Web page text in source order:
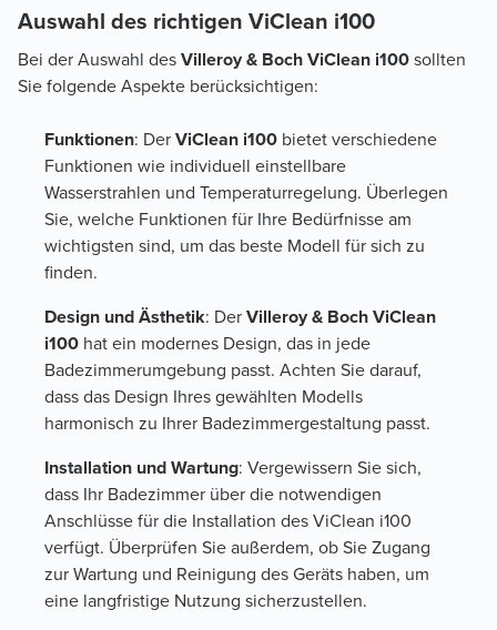
Auswahl des richtigen ViClean i100
Bei der Auswahl desVilleroy & Boch ViClean i100sollten
Sie folgende Aspekte berücksichtigen:
Funktionen: DerViClean i100 bietet verschiedene
Funktionen wie individuell einstellbare
Wasserstrahlen und Temperaturregelung. Überlegen
Sie, welche Funktionen für Ihre Bedürfnisse am
wichtigsten sind, um das beste Modell für sich zu
finden.
Design und Ästhetik: DerVilleroy & Boch ViClean
i100 hat ein modernes Design, das in jede
Badezimmerumgebung passt. Achten Sie darauf,
dass das Design Ihres gewählten Modells
harmonisch zu Ihrer Badezimmergestaltung passt.
Installation und Wartung: Vergewissern Sie sich,
dass Ihr Badezimmer über die notwendigen
Anschlüsse für die Installation des ViClean i100
verfügt. Überprüfen Sie außerdem, ob Sie Zugang
zur Wartung und Reinigung des Geräts haben, um
eine langfristige Nutzung sicherzustellen.